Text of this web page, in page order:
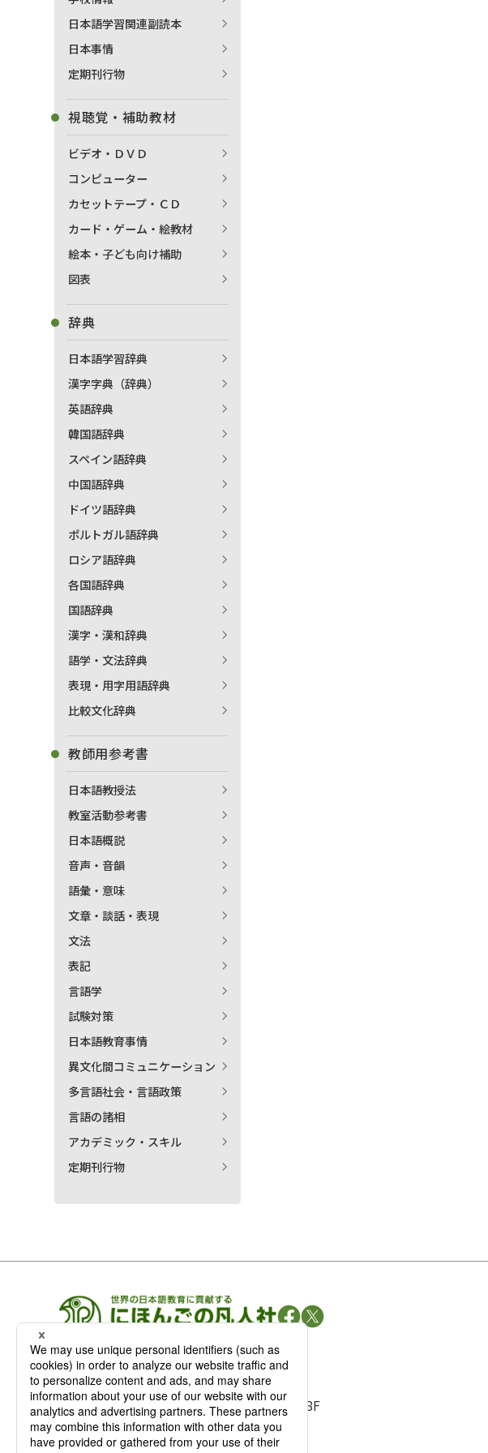
日本語学習関連副読本
日本事情
定期刊行物
視聴覚・補助教材
ビデオ・ＤＶＤ
コンピューター
カセットテープ・ＣＤ
カード・ゲーム・絵教材
絵本・子ども向け補助
図表
辞典
日本語学習辞典
漢字字典（辞典）
英語辞典
韓国語辞典
スペイン語辞典
中国語辞典
ドイツ語辞典
ポルトガル語辞典
ロシア語辞典
各国語辞典
国語辞典
漢字・漢和辞典
語学・文法辞典
表現・用字用語辞典
比較文化辞典
教師用参考書
日本語教授法
教室活動参考書
日本語概説
音声・音韻
語彙・意味
文章・談話・表現
文法
表記
言語学
試験対策
日本語教育事情
異文化間コミュニケーション
多言語社会・言語政策
言語の諸相
アカデミック・スキル
定期刊行物
凡人社の出版情報
〒102-0093 東京都千代田区平河町 1-3-13 8F
TEL：03-3263-3959／FAX：03-3263-3116